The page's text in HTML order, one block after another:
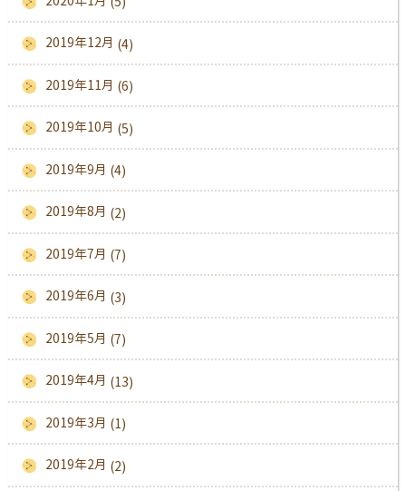
2019年12月 (4)
2019年11月 (6)
2019年10月 (5)
2019年9月 (4)
2019年8月 (2)
2019年7月 (7)
2019年6月 (3)
2019年5月 (7)
2019年4月 (13)
2019年3月 (1)
2019年2月 (2)